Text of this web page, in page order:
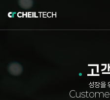
고
성장을